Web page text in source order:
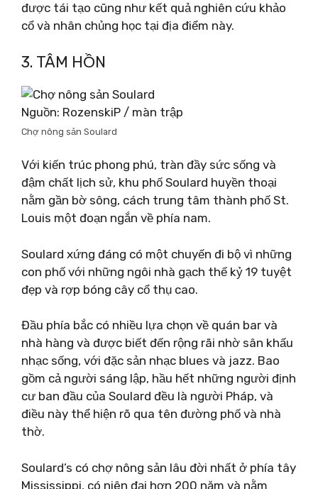
được tái tạo cũng như kết quả nghiên cứu khảo
cổ và nhân chủng học tại địa điểm này.
3. TÂM HỒN
Nguồn: RozenskiP / màn trập
Chợ nông sản Soulard
Với kiến ​​trúc phong phú, tràn đầy sức sống và
đậm chất lịch sử, khu phố Soulard huyền thoại
nằm gần bờ sông, cách trung tâm thành phố St.
Louis một đoạn ngắn về phía nam.
Soulard xứng đáng có một chuyến đi bộ vì những
con phố với những ngôi nhà gạch thế kỷ 19 tuyệt
đẹp và rợp bóng cây cổ thụ cao.
Đầu phía bắc có nhiều lựa chọn về quán bar và
nhà hàng và được biết đến rộng rãi nhờ sân khấu
nhạc sống, với đặc sản nhạc blues và jazz. Bao
gồm cả người sáng lập, hầu hết những người định
cư ban đầu của Soulard đều là người Pháp, và
điều này thể hiện rõ qua tên đường phố và nhà
thờ.
Soulard’s có chợ nông sản lâu đời nhất ở phía tây
Mississippi, có niên đại hơn 200 năm và nằm